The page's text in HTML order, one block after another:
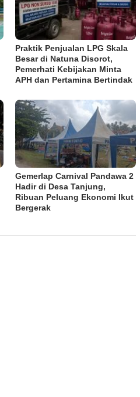
Praktik Penjualan LPG Skala
Besar di Natuna Disorot,
Pemerhati Kebijakan Minta
APH dan Pertamina Bertindak
Gemerlap Carnival Pandawa 2
Hadir di Desa Tanjung,
Ribuan Peluang Ekonomi Ikut
Bergerak